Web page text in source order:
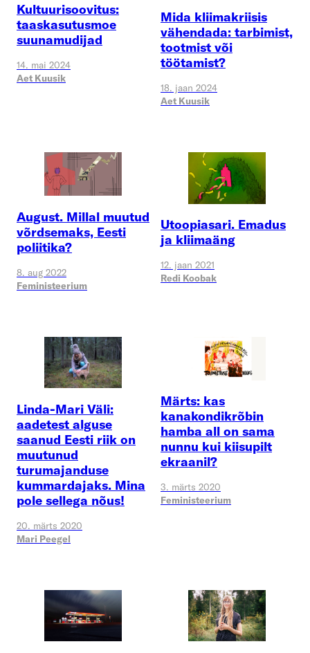
Kultuurisoovitus:
taaskasutusmoe
suunamudijad
14. mai 2024
Aet Kuusik
Mida kliimakriisis
vähendada: tarbimist,
tootmist või
töötamist?
18. jaan 2024
Aet Kuusik
August. Millal muutud
võrdsemaks, Eesti
poliitika?
8. aug 2022
Feministeerium
Utoopiasari. Emadus
ja kliimaäng
12. jaan 2021
Redi Koobak
Linda-Mari Väli:
aadetest alguse
saanud Eesti riik on
muutunud
turumajanduse
kummardajaks. Mina
pole sellega nõus!
20. märts 2020
Mari Peegel
Märts: kas
kanakondikrõbin
hamba all on sama
nunnu kui kiisupilt
ekraanil?
3. märts 2020
Feministeerium